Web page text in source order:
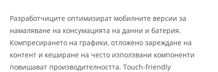
Разработчиците оптимизират мобилните версии за
намаляване на консумацията на данни и батерия.
Компресирането на графики, отложено зареждане на
контент и кеширане на често използвани компоненти
повишават производителността. Touch-friendly